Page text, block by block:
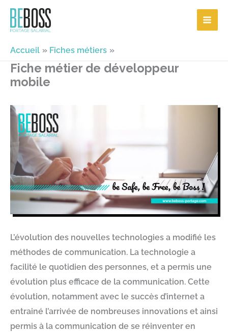
Aller
Accueil
Fiches métiers
Fiche métier de développeur
mobile
L’évolution des nouvelles technologies a modifié les
méthodes de communication. La technologie a
facilité le quotidien des personnes, et a permis une
évolution plus efficace de la communication. Cette
évolution, notamment avec le succès d’internet a
entrainé l’arrivée de nombreuses innovations et ainsi
permis à la communication de se réinventer en